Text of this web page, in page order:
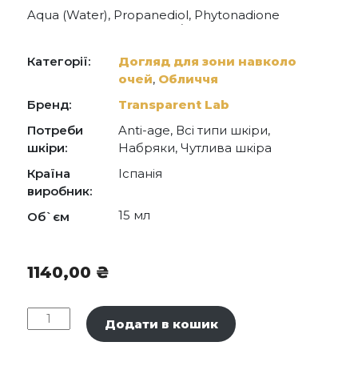
Aqua (Water), Propanediol, Phytonadione
Epoxide, Coco-Caprylate/Caprate, Sodium
Ferment Lysate, Camellia Sinensis Leaf Extract,
Ruscus Aculeatus Root Extract, Solidago
Virgaurea (Goldenrod) Extract, Citrus Limon
(Lemon) Peel Extract, Punica Granatum Extract,
Glycerin, Olive Oil Polyglyceryl-6 Esters, Lecithin,
Sodium Acrylates Crosspolymer-2, Sodium
Benzoate, Potassium Sorbate, Lauryl Glucoside.
Категорії:
Догляд для зони навколо
очей, Обличчя
Бренд:
Transparent Lab
Потреби
шкіри:
Anti-age, Всі типи шкіри,
Набряки, Чутлива шкіра
Країна
виробник:
Іспанія
Об`єм 15 мл
1140,00 ₴
Transparent
Lab
Додати в кошик